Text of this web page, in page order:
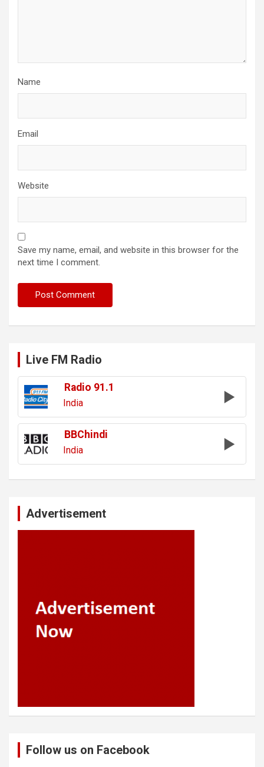
Name
Email
Website
Save my name, email, and website in this browser for the
next time I comment.
Live FM Radio
Radio 91.1
India
BBChindi
India
Advertisement
Follow us on Facebook